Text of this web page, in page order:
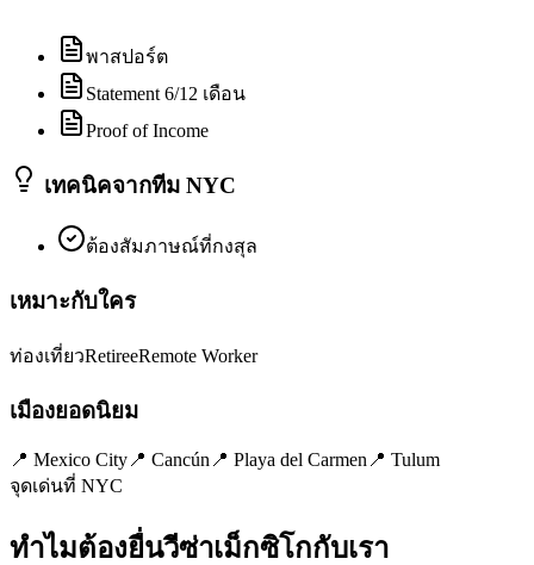
พาสปอร์ต
Statement 6/12 เดือน
Proof of Income
เทคนิคจากทีม NYC
ต้องสัมภาษณ์ที่กงสุล
เหมาะกับใคร
ท่องเที่ยวRetireeRemote Worker
เมืองยอดนิยม
📍 Mexico City 📍 Cancún 📍 Playa del Carmen 📍 Tulum
จุดเด่นที่ NYC
ทำไมต้องยื่นวีซ่าเม็กซิโกกับเรา